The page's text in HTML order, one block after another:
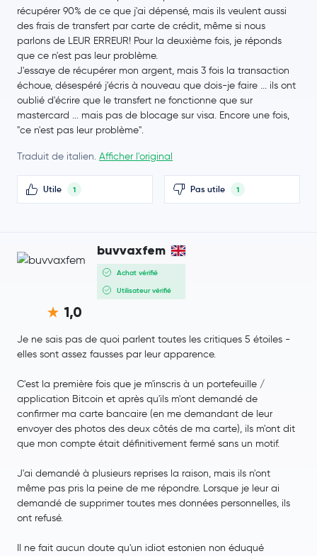
Curve DAO Token CRV
Monad MON
Tezos XTZ
Celestia TIA
Ripple USD RLUSD
Decentraland
The Sandbox SAND
Basic Attention Token BAT
MetaMask USD MUSD
NEXPACE NXPC
Notcoin NOT
récupérer 90% de ce que j'ai dépensé, mais ils veulent aussi
des frais de transfert par carte de crédit, même si nous
parlons de LEUR ERREUR! Pour la deuxième fois, je réponds
que ce n'est pas leur problème.
J'essaye de récupérer mon argent, mais 3 fois la transaction
échoue, désespéré j'écris à nouveau que dois-je faire ... ils ont
oublié d'écrire que le transfert ne fonctionne que sur
mastercard ... mais pas de blocage sur visa. Encore une fois,
"ce n'est pas leur problème".
Traduit de italien. Afficher l'original
Utile 1 Pas utile 1
buvvaxfem
Achat vérifié
Utilisateur vérifié
1,0
Je ne sais pas de quoi parlent toutes les critiques 5 étoiles -
elles sont assez fausses par leur apparence.
C'est la première fois que je m'inscris à un portefeuille /
application Bitcoin et après qu'ils m'ont demandé de
confirmer ma carte bancaire (en me demandant de leur
envoyer des photos des deux côtés de ma carte), ils m'ont dit
que mon compte était définitivement fermé sans un motif.
J'ai demandé à plusieurs reprises la raison, mais ils n'ont
même pas pris la peine de me répondre. Lorsque je leur ai
demandé de supprimer toutes mes données personnelles, ils
ont refusé.
Il ne fait aucun doute qu'un idiot estonien non éduqué